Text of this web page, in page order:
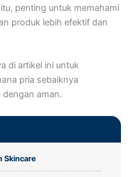
penting untuk memahami
produk lebih efektif dan
di artikel ini untuk
pria sebaiknya
aman.
Skincare